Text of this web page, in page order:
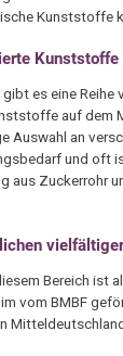
Kunststoffe
es eine
auf dem
Auswahl an
und oft
Zuckerrohr
Bereich ist
vom BMBF